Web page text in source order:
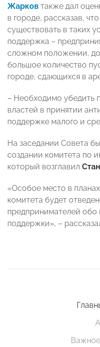
Жарков также дал
в городе, рассказав,
существовать в таких
поддержка –
сложном положении,
большое количество
городе, сдающихся в
– Необходимо убедить
властей в принятии
поддержке малого и
На заседании Совета
создании комитета по
который возглавил
«Особое место в
комитета будет
предпринимателей обо
поддержки», –